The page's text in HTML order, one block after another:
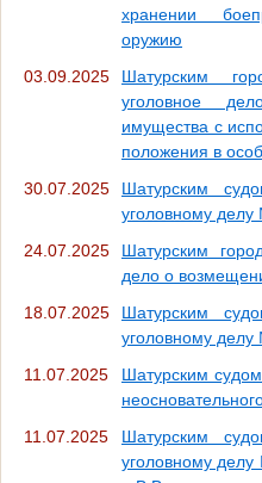
хранении
оружию
03.09.2025
Шатурским
уголовное
имущества с
положения в
30.07.2025
Шатурским
уголовному
24.07.2025
Шатурским
дело о
18.07.2025
Шатурским
уголовному
11.07.2025
Шатурским
11.07.2025
Шатурским
уголовному